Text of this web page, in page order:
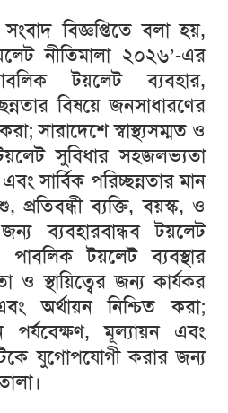
সংবাদ বিজ্ঞপ্তিতে বলা হয়,
নীতিমালা ২০২৬’-এর
টয়লেট ব্যবহার,
বিষয়ে জনসাধারণের
সারাদেশে স্বাস্থ্যসম্মত ও
সুবিধার সহজলভ্যতা
সার্বিক পরিচ্ছন্নতার মান
প্রতিবন্ধী ব্যক্তি, বয়স্ক, ও
ব্যবহারবান্ধব টয়লেট
পাবলিক টয়লেট ব্যবস্থার
ও স্থায়িত্বের জন্য কার্যকর
অর্থায়ন নিশ্চিত করা;
পর্যবেক্ষণ, মূল্যায়ন এবং
যুগোপযোগী করার জন্য